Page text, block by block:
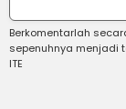
Berkomentarlah
sepenuhnya menjadi
ITE